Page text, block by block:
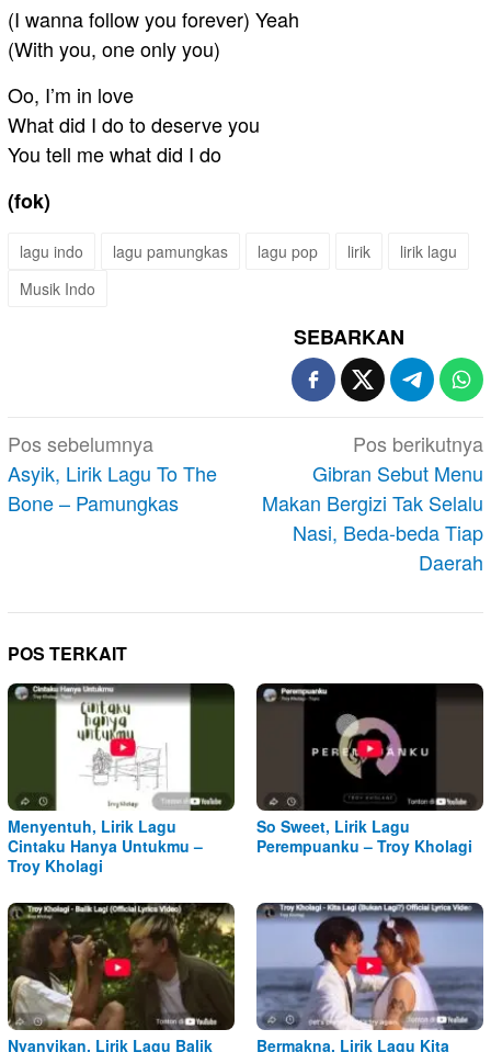
(I wanna follow you forever) Yeah
(With you, one only you)
Oo, I’m in love
What did I do to deserve you
You tell me what did I do
(fok)
lagu indo lagu pamungkas lagu pop lirik
lirik lagu
Musik Indo
SEBARKAN
Navigasi
pos
Pos sebelumnya
Asyik, Lirik Lagu To The
Bone – Pamungkas
Pos berikutnya
Gibran Sebut Menu
Makan Bergizi Tak Selalu
Nasi, Beda-beda Tiap
Daerah
POS TERKAIT
Menyentuh, Lirik Lagu
Cintaku Hanya Untukmu –
Troy Kholagi
So Sweet, Lirik Lagu
Perempuanku – Troy Kholagi
Nyanyikan, Lirik Lagu Balik
Bermakna, Lirik Lagu Kita